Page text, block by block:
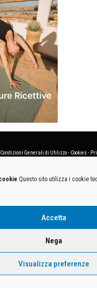
Questo sito utilizza i cookie
Accetta
Nega
Visualizza preferenze
Condizioni Generali di Utilizzo- Cookies-
e Iscr. Reg. Imp. Monza e Brianza
Direzione e coordinamento art. 2497 C.C.